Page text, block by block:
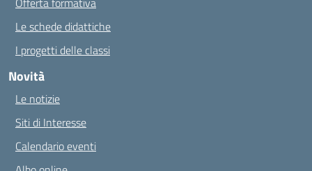
Le schede didattiche
I progetti delle classi
Novità
Le notizie
Siti di Interesse
Calendario eventi